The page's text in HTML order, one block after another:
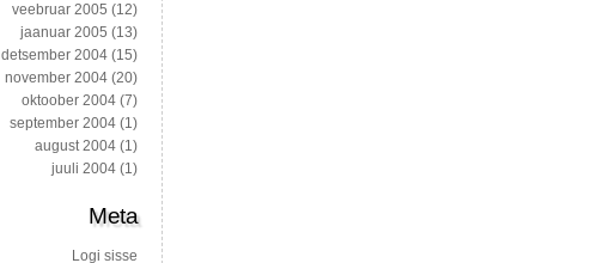
veebruar 2005 (12)
jaanuar 2005 (13)
detsember 2004 (15)
november 2004 (20)
oktoober 2004 (7)
september 2004 (1)
august 2004 (1)
juuli 2004 (1)
Meta
Logi sisse